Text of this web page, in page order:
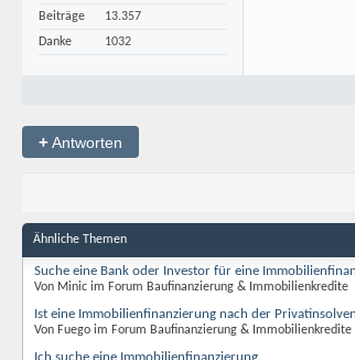
Beiträge
13.357
Danke
1032
+Antworten
Ähnliche Themen
Suche eine Bank oder Investor für eine
Von Minic im Forum Baufinanzierung & Immobilienkredite
Ist eine Immobilienfinanzierung nach der
Von Fuego im Forum Baufinanzierung & Immobilienkredite